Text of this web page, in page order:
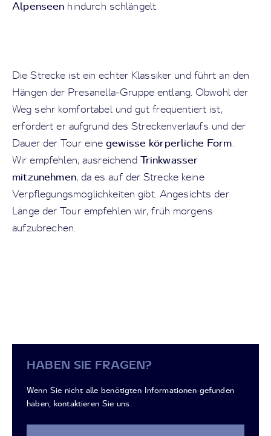
Alpenseen hindurch schlängelt.
Die Strecke ist ein echter Klassiker und führt an den
Hängen der Presanella-Gruppe entlang. Obwohl der
Weg sehr komfortabel und gut frequentiert ist,
erfordert er aufgrund des Streckenverlaufs und der
Dauer der Tour einegewisse körperliche Form.
Wir empfehlen, ausreichend Trinkwasser
mitzunehmen, da es auf der Strecke keine
Verpflegungsmöglichkeiten gibt. Angesichts der
Länge der Tour empfehlen wir, früh morgens
aufzubrechen.
HABEN SIE FRAGEN?
Wenn Sie nicht alle benötigten Informationen gefunden
haben, kontaktieren Sie uns.